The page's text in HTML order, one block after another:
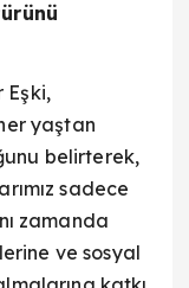
Eşki,
yaştan
belirterek,
sadece
zamanda
ve sosyal